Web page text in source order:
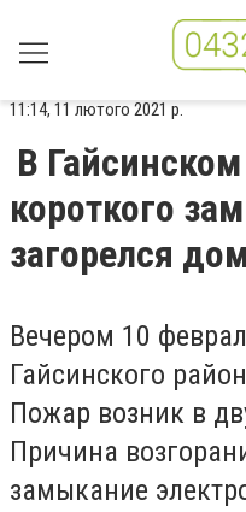
11:14, 11 лютого 2021 р.
В
короткого
загорелся
Вечером 10
Гайсинского
Пожар возник в
Причина
замыкание